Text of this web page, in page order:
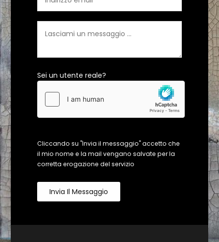
Sei un utente reale?
Cliccando su "Invia il messaggio" accetto che
il mio nome e la mail vengano salvate per la
corretta erogazione del servizio
Invia Il Messaggio